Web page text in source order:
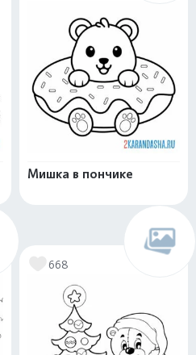
Мишка в пончике
668